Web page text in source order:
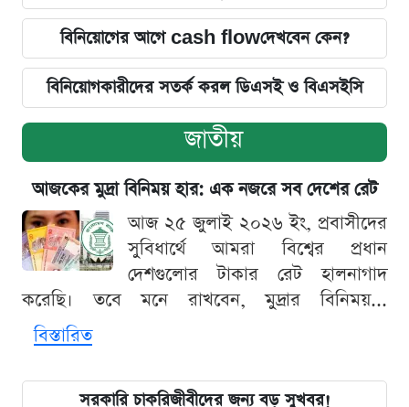
বিনিয়োগের আগে cash flowদেখবেন কেন?
বিনিয়োগকারীদের সতর্ক করল ডিএসই ও বিএসইসি
জাতীয়
আজকের মুদ্রা বিনিময় হার: এক নজরে সব দেশের রেট
আজ ২৫ জুলাই ২০২৬ ইং, প্রবাসীদের
সুবিধার্থে আমরা বিশ্বের প্রধান
দেশগুলোর টাকার রেট হালনাগাদ
করেছি। তবে মনে রাখবেন, মুদ্রার বিনিময়...
বিস্তারিত
সরকারি চাকরিজীবীদের জন্য বড় সুখবর!